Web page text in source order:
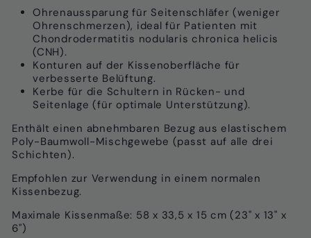
Ohrenaussparung für Seitenschläfer (weniger
Ohrenschmerzen), ideal für Patienten mit
Chondrodermatitis nodularis chronica helicis
(CNH).
Konturen auf der Kissenoberfläche für
verbesserte Belüftung.
Kerbe für die Schultern in Rücken- und
Seitenlage (für optimale Unterstützung).
Enthält einen abnehmbaren Bezug aus elastischem
Poly-Baumwoll-Mischgewebe (passt auf alle drei
Schichten).
Empfohlen zur Verwendung in einem normalen
Kissenbezug.
Maximale Kissenmaße: 58 x 33,5 x 15 cm (23" x 13" x
6")